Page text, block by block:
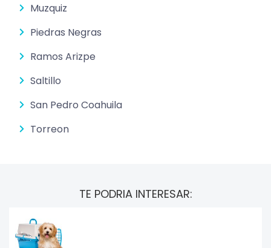
Muzquiz
Piedras Negras
Ramos Arizpe
Saltillo
San Pedro Coahuila
Torreon
TE PODRIA INTERESAR: